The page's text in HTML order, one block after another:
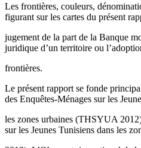
Les frontières, couleurs,
figurant sur les cartes du présent
jugement de la part de la Banque
juridique d’un territoire ou
frontières.
Le présent rapport se fonde
des Enquêtes-Ménages sur les
les zones urbaines (THSYUA
sur les Jeunes Tunisiens dans les